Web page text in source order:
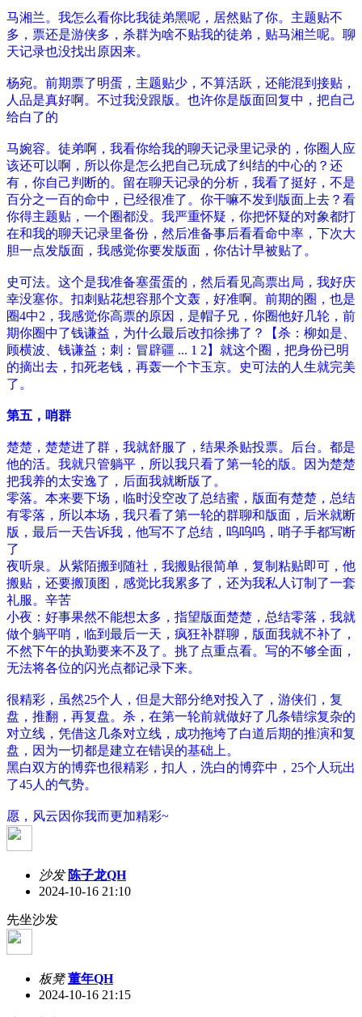
马湘兰。我怎么看你比我徒弟黑呢，居然贴了你。主题贴不
多，票还是游侠多，杀群为啥不贴我的徒弟，贴马湘兰呢。聊
天记录也没找出原因来。
杨宛。前期票了明蛋，主题贴少，不算活跃，还能混到接贴，
人品是真好啊。不过我没跟版。也许你是版面回复中，把自己
给白了的
马婉容。徒弟啊，我看你给我的聊天记录里记录的，你圈人应
该还可以啊，所以你是怎么把自己玩成了纠结的中心的？还
有，你自己判断的。留在聊天记录的分析，我看了挺好，不是
百分之一百的命中，已经很准了。你干嘛不发到版面上去？看
你得主题贴，一个圈都没。我严重怀疑，你把怀疑的对象都打
在和我的聊天记录里备份，然后准备事后看看命中率，下次大
胆一点发版面，我感觉你要发版面，你估计早被贴了。
史可法。这个是我准备塞蛋蛋的，然后看见高票出局，我好庆
幸没塞你。扣刺贴花想容那个文轰，好准啊。前期的圈，也是
圈4中2，我感觉你高票的原因，是帽子兄，你圈他好几轮，前
期你圈中了钱谦益，为什么最后改扣徐拂了？【杀：柳如是、
顾横波、钱谦益；刺：冒辟疆 ... 1 2】就这个圈，把身份已明
的摘出去，扣死老钱，再轰一个卞玉京。史可法的人生就完美
了。
第五，哨群
楚楚，楚楚进了群，我就舒服了，结果杀贴投票。后台。都是
他的活。我就只管躺平，所以我只看了第一轮的版。因为楚楚
把我养的太安逸了，后面我就断版了。
零落。本来要下场，临时没空改了总结蜜，版面有楚楚，总结
有零落，所以本场，我只看了第一轮的群聊和版面，后米就断
版，最后一天告诉我，他写不了总结，呜呜呜，哨子手都写断
了
夜听泉。从紫陌搬到随社，我搬贴很简单，复制粘贴即可，他
搬贴，还要搬顶图，感觉比我累多了，还为我私人订制了一套
礼服。辛苦
小夜：好事果然不能想太多，指望版面楚楚，总结零落，我就
做个躺平哨，临到最后一天，疯狂补群聊，版面我就不补了，
不然下午的执勤要来不及了。挑了点重点看。写的不够全面，
无法将各位的闪光点都记录下来。
很精彩，虽然25个人，但是大部分绝对投入了，游侠们，复
盘，推翻，再复盘。杀，在第一轮前就做好了几条错综复杂的
对立线，凭借这几条对立线，成功拖垮了白道后期的推演和复
盘，因为一切都是建立在错误的基础上。
黑白双方的博弈也很精彩，扣人，洗白的博弈中，25个人玩出
了45人的气势。
愿，风云因你我而更加精彩~
沙发 陈子龙QH
2024-10-16 21:10
先坐沙发
板凳 董年QH
2024-10-16 21:15